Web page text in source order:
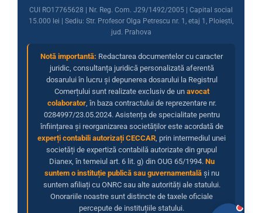
CUI RO17765628 | Nr. Reg. Com. J29/1492/2005 | Capital social
15.000 lei | Sediu: Str. Profesor Olga Petrescu nr. 1, etaj 1, Ploiești,
jud. Prahova
Notă importantă: Redactarea documentelor cu caracter
juridic, consultanța juridică personalizată aferentă
dosarului în lucru și depunerea dosarului la Registrul
Comerțului sunt realizate exclusiv de un avocat
colaborator, în baza contractului de reprezentare nr.
0284997/23.05.2024. Asistența de specialitate pentru
înființarea și reorganizarea societăților este acordată de
experți contabili autorizați CECCAR , prin intermediul unei
societăți de expertiză contabilă autorizate din grupul
Dianex, în temeiul art. 6 lit. g) din OUG 65/1994. Nu
suntem o instituție publică sau guvernamentalăși nu
suntem afiliați cu ONRC sau alte autorități ale statului.
Onorariile noastre sunt distincte de taxele oficiale
percepute de instituțiile statului.